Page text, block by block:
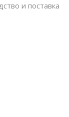
и поставка